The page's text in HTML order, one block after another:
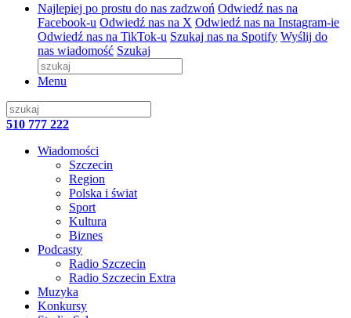
Najlepiej po prostu do nas zadzwoń Odwiedź nas na
Facebook-u Odwiedź nas na X Odwiedź nas na Instagram-ie
Odwiedź nas na TikTok-u Szukaj nas na Spotify Wyślij do
nas wiadomość Szukaj
Menu
510 777 222
Wiadomości
Szczecin
Region
Polska i świat
Sport
Kultura
Biznes
Podcasty
Radio Szczecin
Radio Szczecin Extra
Muzyka
Konkursy